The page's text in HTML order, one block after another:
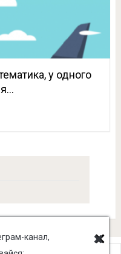
у одного
канал,